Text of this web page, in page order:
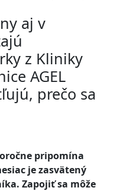
aj v
z Kliniky
AGEL
prečo sa
pripomína
je zasvätený
Zapojiť sa môže